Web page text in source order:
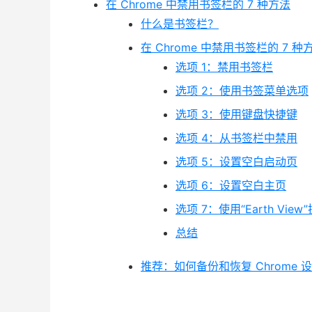
在 Chrome 中禁用书签栏的 7 种方法
什么是书签栏？
在 Chrome 中禁用书签栏的 7 种
选项 1：禁用书签栏
选项 2：使用书签菜单选项
选项 3：使用键盘快捷键
选项 4：从书签栏中禁用
选项 5：设置空白启动页
选项 6：设置空白主页
选项 7：使用“Earth View”
总结
推荐：如何备份和恢复 Chrome 设